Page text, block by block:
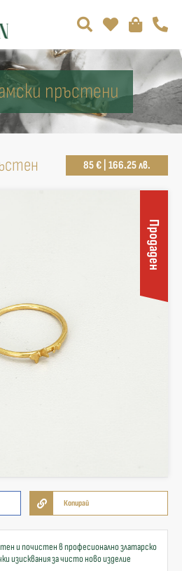
пръстени
85 € | 166.25 лв.
Продаден
Копирай
и почистен в професионално златарско
изисквания за чисто ново изделие